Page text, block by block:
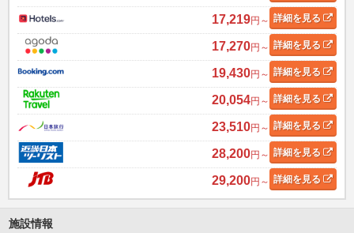
17,219円～ 詳細を見る
17,270円～ 詳細を見る
19,430円～ 詳細を見る
20,054円～ 詳細を見る
23,510円～ 詳細を見る
28,200円～ 詳細を見る
29,200円～ 詳細を見る
施設情報